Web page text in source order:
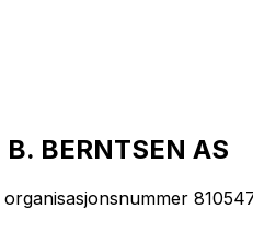
B. BERNTSEN AS